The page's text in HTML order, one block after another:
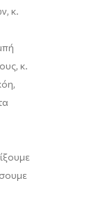
κ.
υς, κ.
,